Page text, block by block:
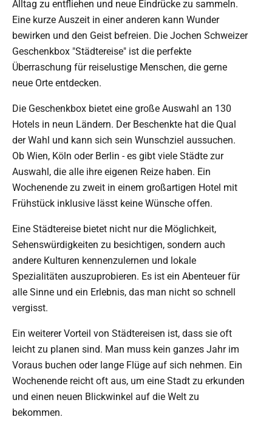
Alltag zu entfliehen und neue Eindrücke zu sammeln.
Eine kurze Auszeit in einer anderen kann Wunder
bewirken und den Geist befreien. Die Jochen Schweizer
Geschenkbox "Städtereise" ist die perfekte
Überraschung für reiselustige Menschen, die gerne
neue Orte entdecken.
Die Geschenkbox bietet eine große Auswahl an 130
Hotels in neun Ländern. Der Beschenkte hat die Qual
der Wahl und kann sich sein Wunschziel aussuchen.
Ob Wien, Köln oder Berlin - es gibt viele Städte zur
Auswahl, die alle ihre eigenen Reize haben. Ein
Wochenende zu zweit in einem großartigen Hotel mit
Frühstück inklusive lässt keine Wünsche offen.
Eine Städtereise bietet nicht nur die Möglichkeit,
Sehenswürdigkeiten zu besichtigen, sondern auch
andere Kulturen kennenzulernen und lokale
Spezialitäten auszuprobieren. Es ist ein Abenteuer für
alle Sinne und ein Erlebnis, das man nicht so schnell
vergisst.
Ein weiterer Vorteil von Städtereisen ist, dass sie oft
leicht zu planen sind. Man muss kein ganzes Jahr im
Voraus buchen oder lange Flüge auf sich nehmen. Ein
Wochenende reicht oft aus, um eine Stadt zu erkunden
und einen neuen Blickwinkel auf die Welt zu
bekommen.